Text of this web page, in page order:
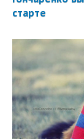
старте